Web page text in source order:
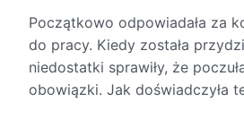
Początkowo odpowiadała za
do pracy. Kiedy została
niedostatki sprawiły, że
obowiązki. Jak doświadczyła